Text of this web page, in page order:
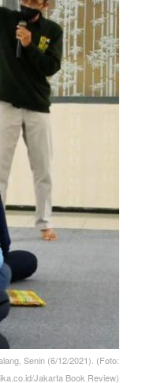
Senin (6/12/2021). (Foto:
Jakarta Book Review)